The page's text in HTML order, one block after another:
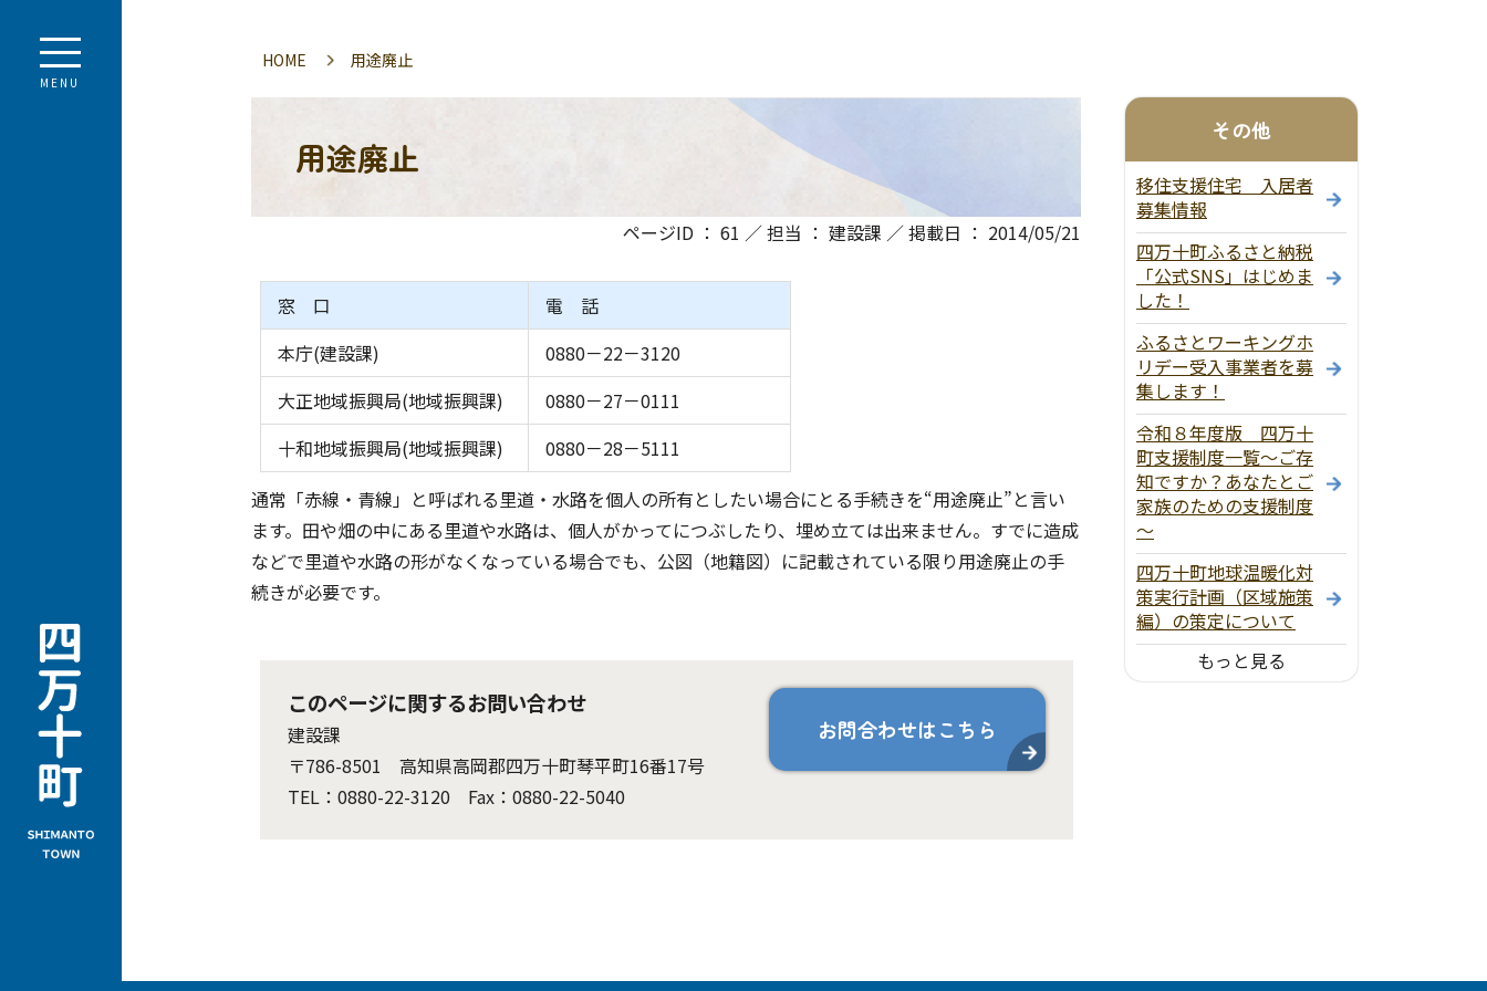
MENU
HOME 用途廃止
用途廃止
ページID ： 61 ／ 担当 ： 建設課 ／ 掲載日 ： 2014/05/21
窓 口
電 話
本庁(建設課)
0880－22－3120
大正地域振興局(地域振興課)
0880－27－0111
十和地域振興局(地域振興課)
0880－28－5111
通常「赤線・青線」と呼ばれる里道・水路を個人の所有としたい場合にとる手続きを“用途廃止”と言い
ます。田や畑の中にある里道や水路は、個人がかってにつぶしたり、埋め立ては出来ません。すでに造成
などで里道や水路の形がなくなっている場合でも、公図（地籍図）に記載されている限り用途廃止の手
続きが必要です。
このページに関するお問い合わせ
建設課
〒786-8501 高知県高岡郡四万十町琴平町16番17号
TEL：0880-22-3120 Fax：0880-22-5040
お問合わせはこちら
その他
移住支援住宅 入居者
募集情報
四万十町ふるさと納税
「公式SNS」はじめま
した！
ふるさとワーキングホ
リデー受入事業者を募
集します！
令和８年度版 四万十
町支援制度一覧～ご存
知ですか？あなたとご
家族のための支援制度
～
四万十町地球温暖化対
策実行計画（区域施策
編）の策定について
もっと見る